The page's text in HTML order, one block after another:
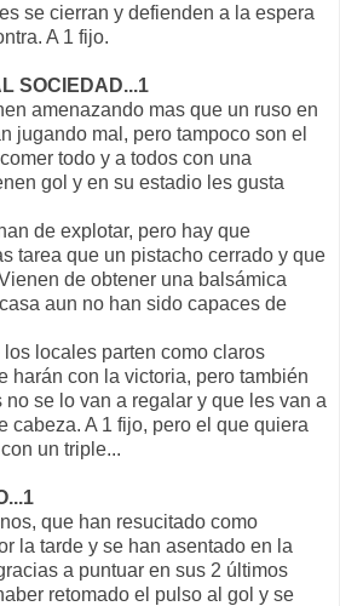
se cierran y defienden a la espera
A 1 fijo.
SOCIEDAD...1
amenazando mas que un ruso en
jugando mal, pero tampoco son el
todo y a todos con una
gol y en su estadio les gusta
de explotar, pero hay que
tarea que un pistacho cerrado y que
de obtener una balsámica
aun no han sido capaces de
locales parten como claros
harán con la victoria, pero también
se lo van a regalar y que les van a
cabeza. A 1 fijo, pero el que quiera
un triple...
que han resucitado como
la tarde y se han asentado en la
a puntuar en sus 2 últimos
retomado el pulso al gol y se